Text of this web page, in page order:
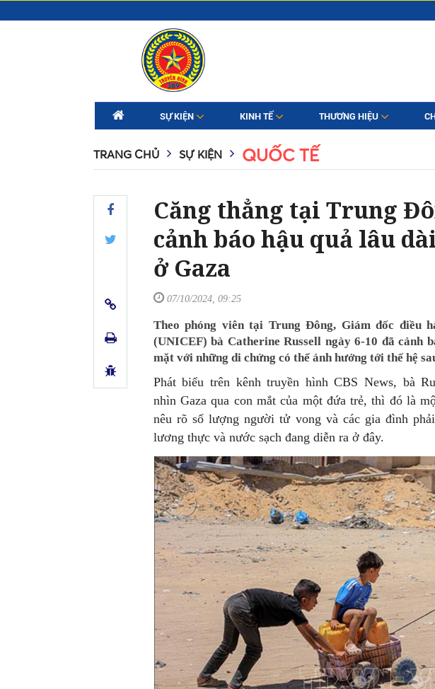
SỰ KIỆN KINH TẾ THƯƠNG HIỆU
TRANG CHỦ SỰ KIỆN QUỐC TẾ
Căng thẳng tại Trung
cảnh báo hậu quả lâu
ở Gaza
07/10/2024, 09:25
Theo phóng viên tại Trung Đông, Giám đốc điều
(UNICEF) bà Catherine Russell ngày 6-10 đã cảnh
mặt với những di chứng có thể ảnh hưởng tới thế hệ
Phát biểu trên kênh truyền hình CBS News, bà
nhìn Gaza qua con mắt của một đứa trẻ, thì đó là
nêu rõ số lượng người tử vong và các gia đình
lương thực và nước sạch đang diễn ra ở đây.